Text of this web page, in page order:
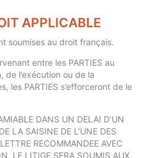
APPLICABLE
soumises au droit français.
entre les PARTIES au
de l’exécution ou de la
les PARTIES s’efforceront de le
DANS UN DELAI D’UN
LA SAISINE DE L’UNE DES
RECOMMANDEE AVEC
LE LITIGE SERA SOUMIS AUX